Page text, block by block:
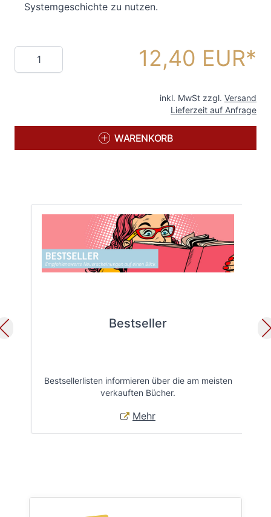
Systemgeschichte zu nutzen.
Menge 12,40 EUR
inkl. MwSt zzgl. Versand
Lieferzeit auf Anfrage
WARENKORB
Bestseller
Bestsellerlisten informieren über die am meisten
verkauften Bücher.
Mehr